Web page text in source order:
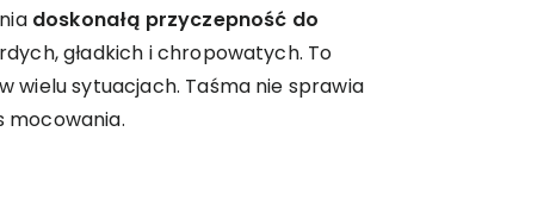
doskonałą przyczepność do
gładkich i chropowatych. To
wielu sytuacjach. Taśma nie sprawia
mocowania.